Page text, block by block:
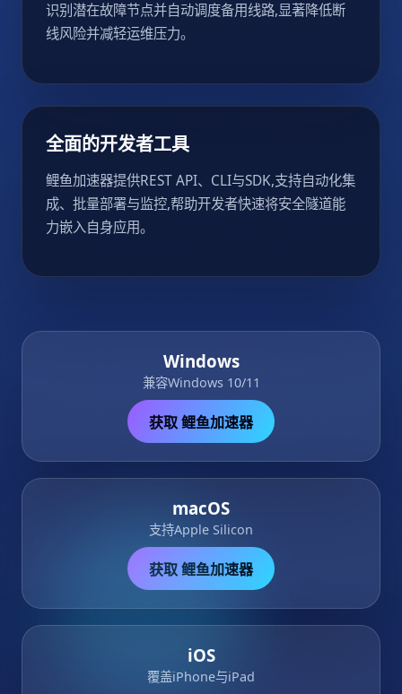
识别潜在故障节点并自动调度备用线路,显著降低断
线风险并减轻运维压力。
全面的开发者工具
鲤鱼加速器提供REST API、CLI与SDK,支持自动化集
成、批量部署与监控,帮助开发者快速将安全隧道能
力嵌入自身应用。
Windows
兼容Windows 10/11
获取 鲤鱼加速器
macOS
支持Apple Silicon
获取 鲤鱼加速器
iOS
覆盖iPhone与iPad